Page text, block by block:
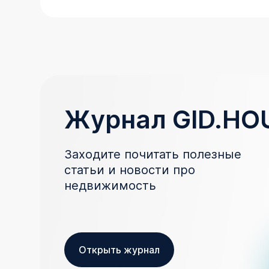
Журнал
Заходите почитать полезные
статьи и новости про
недвижимость
Открыть журнал